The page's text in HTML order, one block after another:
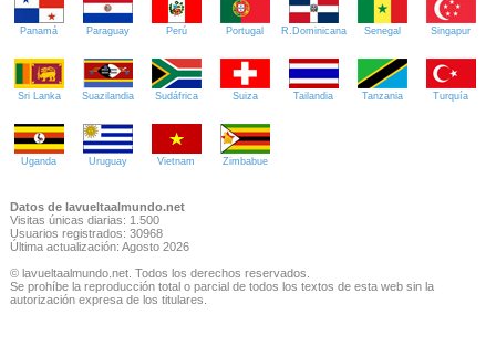
Panamá Paraguay Perú Portugal R.Dominicana Senegal Singapur
Sri Lanka Suazilandia Sudáfrica Suiza Tailandia Tanzania Turquía
Uganda Uruguay Vietnam Zimbabue
Datos de lavueltaalmundo.net
Visitas únicas diarias: 1.500
Usuarios registrados: 30968
Última actualización: Agosto 2026
© lavueltaalmundo.net. Todos los derechos reservados.
Se prohíbe la reproducción total o parcial de todos los textos de esta web sin la
autorización expresa de los titulares.